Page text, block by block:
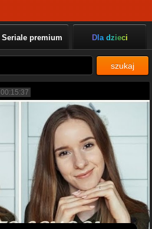
Seriale premium Dla dzieci
szukaj
00:15:37